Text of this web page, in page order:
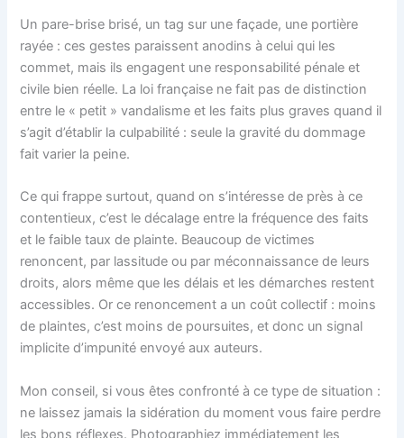
Un pare-brise brisé, un tag sur une façade, une portière
rayée : ces gestes paraissent anodins à celui qui les
commet, mais ils engagent une responsabilité pénale et
civile bien réelle. La loi française ne fait pas de distinction
entre le « petit » vandalisme et les faits plus graves quand il
s’agit d’établir la culpabilité : seule la gravité du dommage
fait varier la peine.
Ce qui frappe surtout, quand on s’intéresse de près à ce
contentieux, c’est le décalage entre la fréquence des faits
et le faible taux de plainte. Beaucoup de victimes
renoncent, par lassitude ou par méconnaissance de leurs
droits, alors même que les délais et les démarches restent
accessibles. Or ce renoncement a un coût collectif : moins
de plaintes, c’est moins de poursuites, et donc un signal
implicite d’impunité envoyé aux auteurs.
Mon conseil, si vous êtes confronté à ce type de situation :
ne laissez jamais la sidération du moment vous faire perdre
les bons réflexes. Photographiez immédiatement les